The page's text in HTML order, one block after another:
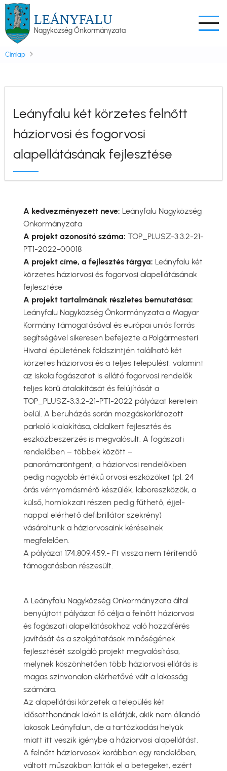
Ugrás
tartalomra
LEÁNYFALU
Nagyközség Önkormányzata
Címlap
Leányfalu két körzetes felnőtt
háziorvosi és fogorvosi
alapellátásának fejlesztése
A kedvezményezett neve: Leányfalu Nagyközség
Önkormányzata
A projekt azonosító száma: TOP_PLUSZ-3.3.2-21-
PT1-2022-00018
A projekt címe, a fejlesztés tárgya: Leányfalu két
körzetes háziorvosi és fogorvosi alapellátásának
fejlesztése
A projekt tartalmának részletes bemutatása:
Leányfalu Nagyközség Önkormányzata a Magyar
Kormány támogatásával és európai uniós forrás
segítségével sikeresen befejezte a Polgármesteri
Hivatal épületének földszintjén található két
körzetes háziorvosi és a teljes települést, valamint
az iskola fogászatot is ellátó fogorvosi rendelők
teljes körű átalakítását és felújítását a
TOP_PLUSZ-3.3.2-21-PT1-2022 pályázat keretein
belül. A beruházás során mozgáskorlátozott
parkoló kialakítása, oldalkert fejlesztés és
eszközbeszerzés is megvalósult. A fogászati
rendelőben – többek között –
panorámaröntgent, a háziorvosi rendelőkben
pedig nagyobb értékű orvosi eszközöket (pl. 24
órás vérnyomásmérő készülék, laboreszközök, a
külső, homlokzati részen pedig fűthető, éjjel-
nappal elérhető defibrillátor szekrény)
vásároltunk a háziorvosaink kéréseinek
megfelelően.
A pályázat 174.809.459.- Ft vissza nem térítendő
támogatásban részesült.
A Leányfalu Nagyközség Önkormányzata által
benyújtott pályázat fő célja a felnőtt háziorvosi
és fogászati alapellátásokhoz való hozzáférés
javítását és a szolgáltatások minőségének
fejlesztését szolgáló projekt megvalósítása,
melynek köszönhetően több háziorvosi ellátás is
magas színvonalon elérhetővé vált a lakosság
számára.
Az alapellátási körzetek a település két
idősotthonának lakóit is ellátják, akik nem állandó
lakosok Leányfalun, de a tartózkodási helyük
miatt itt veszik igénybe a háziorvosi alapellátást.
A felnőtt háziorvosok korábban egy rendelőben,
váltott műszakban látták el a betegeket, ezért